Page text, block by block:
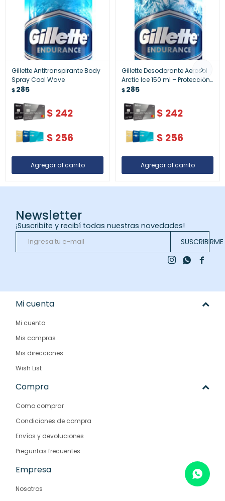
Gillette Antitranspirante Body
Spray Cool Wave
$285
$ 242
$ 256
Gillette Desodorante Aerosol
Arctic Ice 150 ml – Protección
y Frescura
$285
$ 242
$ 256
Newsletter
¡Suscribite y recibí todas nuestras novedades!
SUSCRIBIRME

 
Mi cuenta
Mi cuenta
Mis compras
Mis direcciones
Wish List
Compra
Como comprar
Condiciones de compra
Envíos y devoluciones
Preguntas frecuentes
Empresa
Nosotros